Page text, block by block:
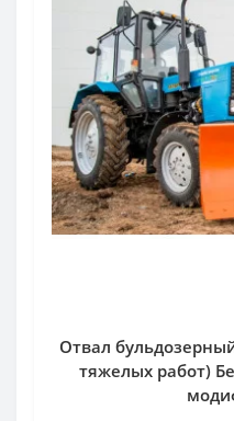
Отвал
тяжелых работ)